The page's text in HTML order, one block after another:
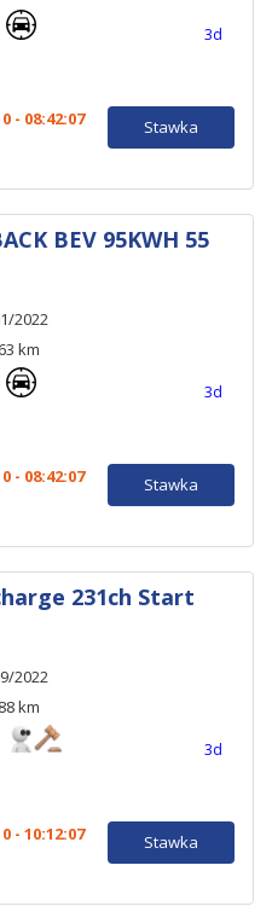
3d
0 - 08:42:06 Stawka
BEV 95KWH 55
2022
km
3d
0 - 08:42:06 Stawka
231ch Start
2022
km
3d
0 - 10:12:06 Stawka